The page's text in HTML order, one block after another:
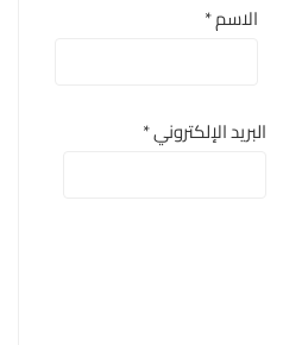
الاسم*
البريد الإلكتروني*